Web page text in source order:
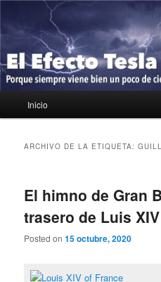
contenido
principal
contenido
secundario
El Efecto Tesla
Porque siempre viene bien un poco
principal
Inicio
ARCHIVO DE LA ETIQUETA:
El himno de Gran
trasero de Luis XIV
Posted on15 octubre, 2020